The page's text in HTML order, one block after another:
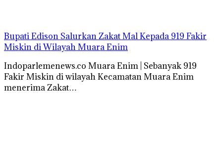
Bupati Edison Salurkan Zakat Mal Kepada 919 Fakir
Miskin di Wilayah Muara Enim
Indoparlemenews.co Muara Enim | Sebanyak 919
Fakir Miskin di wilayah Kecamatan Muara Enim
menerima Zakat…